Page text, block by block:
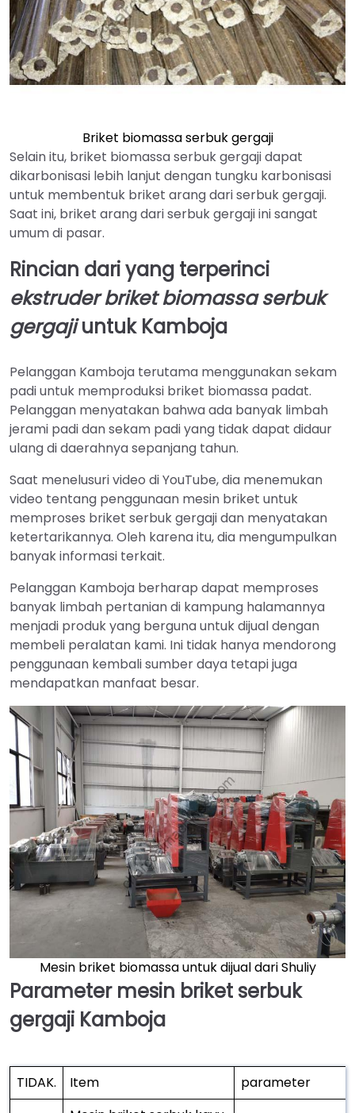
Briket biomassa serbuk gergaji
Selain itu, briket biomassa serbuk gergaji dapat
dikarbonisasi lebih lanjut dengan tungku karbonisasi
untuk membentuk briket arang dari serbuk gergaji.
Saat ini, briket arang dari serbuk gergaji ini sangat
umum di pasar.
Rincian dari yang terperinci
ekstruder briket biomassa serbuk
gergajiuntuk Kamboja
Pelanggan Kamboja terutama menggunakan sekam
padi untuk memproduksi briket biomassa padat.
Pelanggan menyatakan bahwa ada banyak limbah
jerami padi dan sekam padi yang tidak dapat didaur
ulang di daerahnya sepanjang tahun.
Saat menelusuri video di YouTube, dia menemukan
video tentang penggunaan mesin briket untuk
memproses briket serbuk gergaji dan menyatakan
ketertarikannya. Oleh karena itu, dia mengumpulkan
banyak informasi terkait.
Pelanggan Kamboja berharap dapat memproses
banyak limbah pertanian di kampung halamannya
menjadi produk yang berguna untuk dijual dengan
membeli peralatan kami. Ini tidak hanya mendorong
penggunaan kembali sumber daya tetapi juga
mendapatkan manfaat besar.
Mesin briket biomassa untuk dijual dari Shuliy
Parameter mesin briket serbuk
gergaji Kamboja
TIDAK. Item
parameter